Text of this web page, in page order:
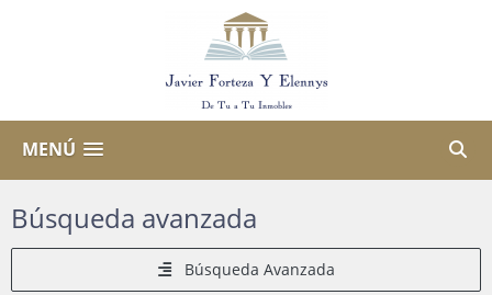
MENÚ
Búsqueda avanzada
Búsqueda Avanzada